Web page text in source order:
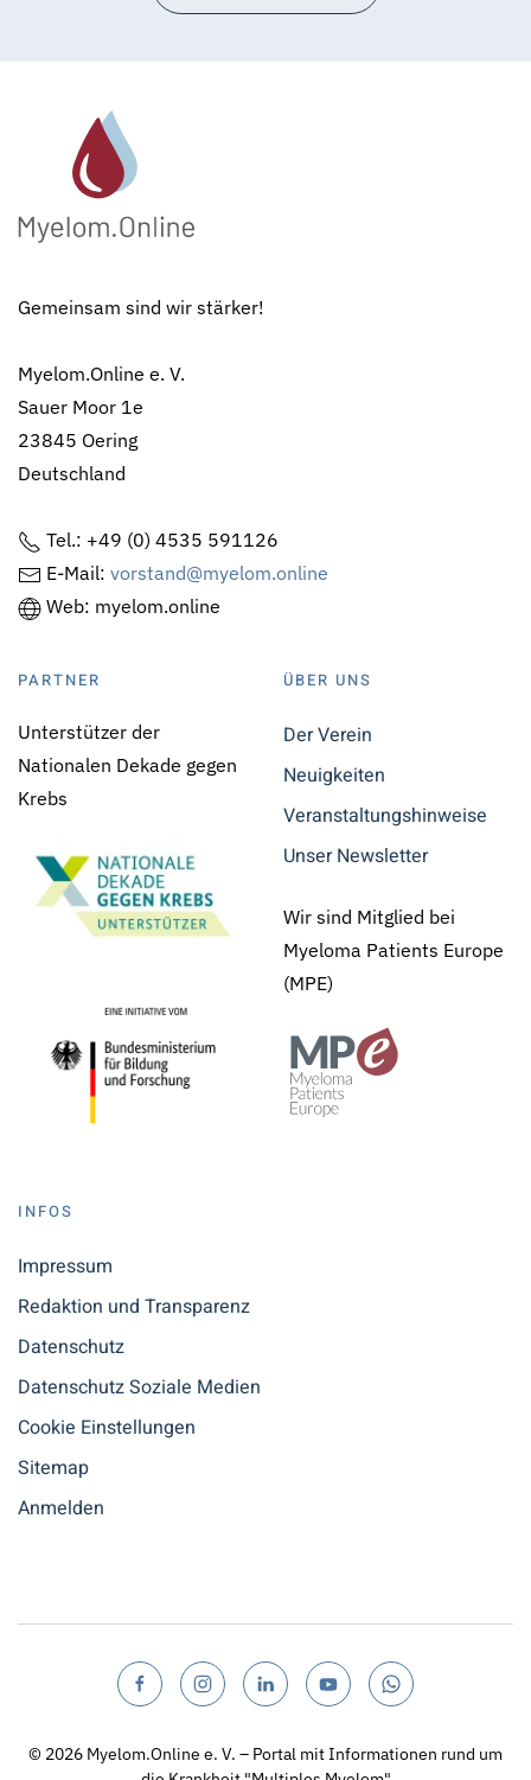
Gemeinsam sind wir stärker!
Myelom.Online e. V.
Sauer Moor 1e
23845 Oering
Deutschland
Tel.: +49 (0) 4535 591126
E-Mail: vorstand@myelom.online
Web: myelom.online
PARTNER
Unterstützer der
Nationalen Dekade gegen
Krebs
ÜBER UNS
Der Verein
Neuigkeiten
Veranstaltungshinweise
Unser Newsletter
Wir sind Mitglied bei
Myeloma Patients Europe
(MPE)
INFOS
Impressum
Redaktion und Transparenz
Datenschutz
Datenschutz Soziale Medien
Cookie Einstellungen
Sitemap
Anmelden
© 2026 Myelom.Online e. V. – Portal mit Informationen rund um